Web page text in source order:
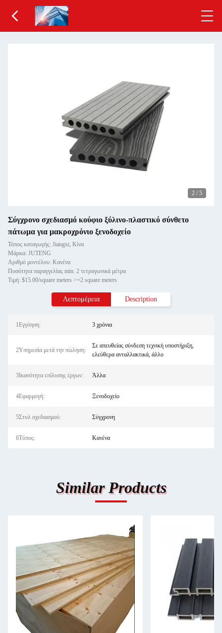
2 / 5
Σύγχρονο σχεδιασμό κούφιο ξύλινο-πλαστικό σύνθετο
πάτωμα για μακροχρόνιο ξενοδοχείο
Τόπος καταγωγής: Jiangxi, Κίνα
Μάρκα: JUTENG
Αριθμό μοντέλου: Κανένα
Ποσότητα παραγγελίας min: 2 τετραγωνικά μέτρα
Τιμή: $15.00/square meters >=2 square meters
Λεπτομέρεια Description
1Εγγύηση: 3 χρόνια
2Υπηρεσία μετά την πώληση:
Σε απευθείας σύνδεση τεχνική υποστήριξη,
ελεύθερα ανταλλακτικά, άλλο
3Ικανότητα επίλυσης έργων: Άλλα
4Εφαρμογή: Ξενοδοχείο
5Στυλ σχεδιασμού: Σύγχρονη
6Τύπος: Κανένα
Similar Products